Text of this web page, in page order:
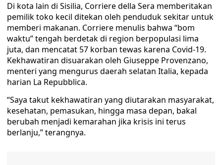
Di kota lain di Sisilia, Corriere della Sera memberitakan
pemilik toko kecil ditekan oleh penduduk sekitar untuk
memberi makanan. Corriere menulis bahwa “bom
waktu” tengah berdetak di region berpopulasi lima
juta, dan mencatat 57 korban tewas karena Covid-19.
Kekhawatiran disuarakan oleh Giuseppe Provenzano,
menteri yang mengurus daerah selatan Italia, kepada
harian La Repubblica.
“Saya takut kekhawatiran yang diutarakan masyarakat,
kesehatan, pemasukan, hingga masa depan, bakal
berubah menjadi kemarahan jika krisis ini terus
berlanju,” terangnya.